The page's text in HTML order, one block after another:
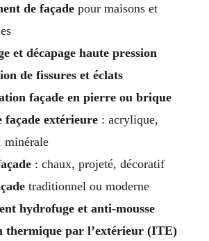
de façadepour maisons et
et décapage haute pression
de fissures et éclats
façade en pierre ou brique
façade extérieure: acrylique,
minérale
: chaux, projeté, décoratif
traditionnel ou moderne
hydrofuge et anti-mousse
thermique par l’extérieur (ITE)